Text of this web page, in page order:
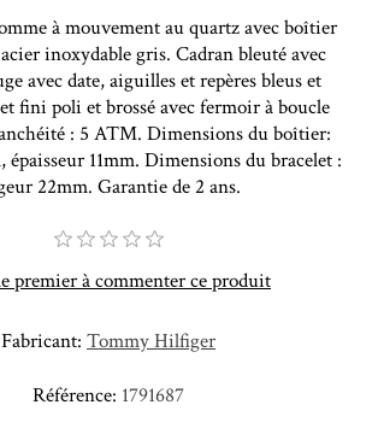
à mouvement au quartz avec boîtier
inoxydable gris. Cadran bleuté avec
avec date, aiguilles et repères bleus et
fini poli et brossé avec fermoir à boucle
: 5 ATM. Dimensions du boîtier:
épaisseur 11mm. Dimensions du bracelet :
22mm. Garantie de 2 ans.
premier à commenter ce produit
Fabricant: Tommy Hilfiger
Référence: 1791687